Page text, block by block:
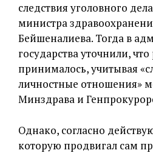
следствия уголовного
министра
Бейшеналиева. Тогда в
государства уточнили,
принималось, учитывая
личностные отношения»
Минздрава и
Однако, согласно
которую продвигал сам